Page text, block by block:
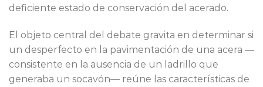
deficiente estado de conservación del acerado.
El objeto central del debate gravita en determinar si
un desperfecto en la pavimentación de una acera —
consistente en la ausencia de un ladrillo que
generaba un socavón— reúne las características de